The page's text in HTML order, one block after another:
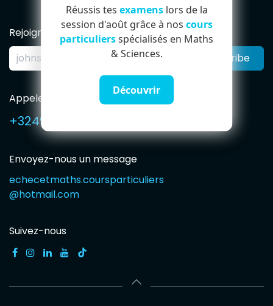
Rejoignez notre Newsletter
Subscribe
Appelez-nous
+32491594765
Envoyez-nous un message
echecetmaths.coursparticuliers
@hotmail.com
Suivez-nous
Réussis tes examenslors de la
session d'août grâce à nos cours
particuliersspécialisés en Maths
& Sciences.
Découvrir